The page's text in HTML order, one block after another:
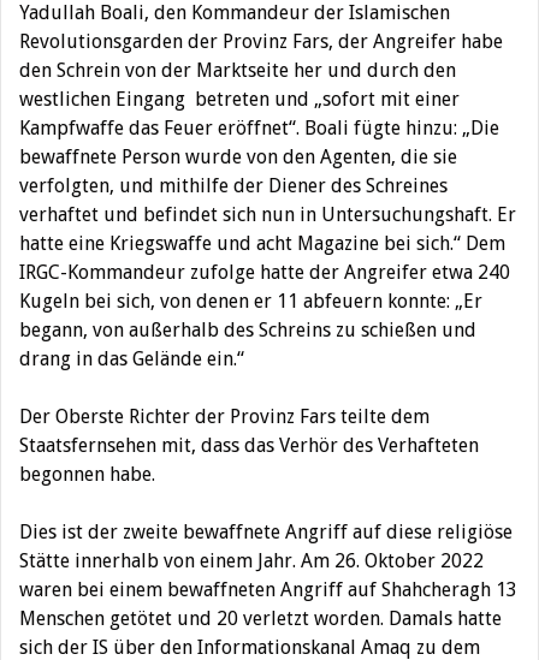
Yadullah Boali, den Kommandeur der Islamischen
Revolutionsgarden der Provinz Fars, der Angreifer habe
den Schrein von der Marktseite her und durch den
westlichen Eingang betreten und „sofort mit einer
Kampfwaffe das Feuer eröffnet“. Boali fügte hinzu: „Die
bewaffnete Person wurde von den Agenten, die sie
verfolgten, und mithilfe der Diener des Schreines
verhaftet und befindet sich nun in Untersuchungshaft. Er
hatte eine Kriegswaffe und acht Magazine bei sich.“ Dem
IRGC-Kommandeur zufolge hatte der Angreifer etwa 240
Kugeln bei sich, von denen er 11 abfeuern konnte: „Er
begann, von außerhalb des Schreins zu schießen und
drang in das Gelände ein.“
Der Oberste Richter der Provinz Fars teilte dem
Staatsfernsehen mit, dass das Verhör des Verhafteten
begonnen habe.
Dies ist der zweite bewaffnete Angriff auf diese religiöse
Stätte innerhalb von einem Jahr. Am 26. Oktober 2022
waren bei einem bewaffneten Angriff auf Shahcheragh 13
Menschen getötet und 20 verletzt worden. Damals hatte
sich der IS über den Informationskanal Amaq zu dem